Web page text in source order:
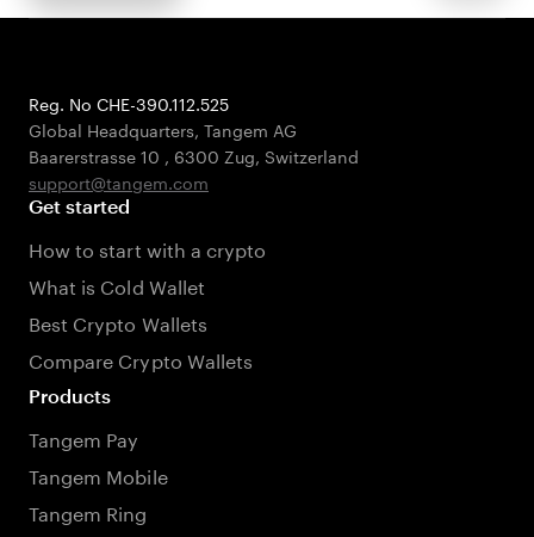
Reg. No CHE-390.112.525
Global Headquarters, Tangem AG
Baarerstrasse 10 , 6300 Zug, Switzerland
support@tangem.com
Get started
How to start with a crypto
What is Cold Wallet
Best Crypto Wallets
Compare Crypto Wallets
Products
Tangem Pay
Tangem Mobile
Tangem Ring